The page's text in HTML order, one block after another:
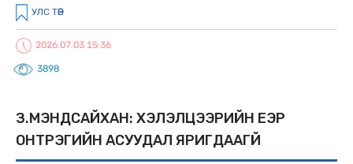
УЛС ТӨР
2026.07.03 15:36
3898
З.МЭНДСАЙХАН: ХЭЛЭЛЦЭЭРИЙН ҮЕЭР
ОНТРЭГИЙН АСУУДАЛ ЯРИГДААГҮЙ